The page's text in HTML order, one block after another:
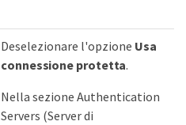
Deselezionare l'opzione Usa
connessione protetta.
Nella sezione Authentication
Servers (Server di